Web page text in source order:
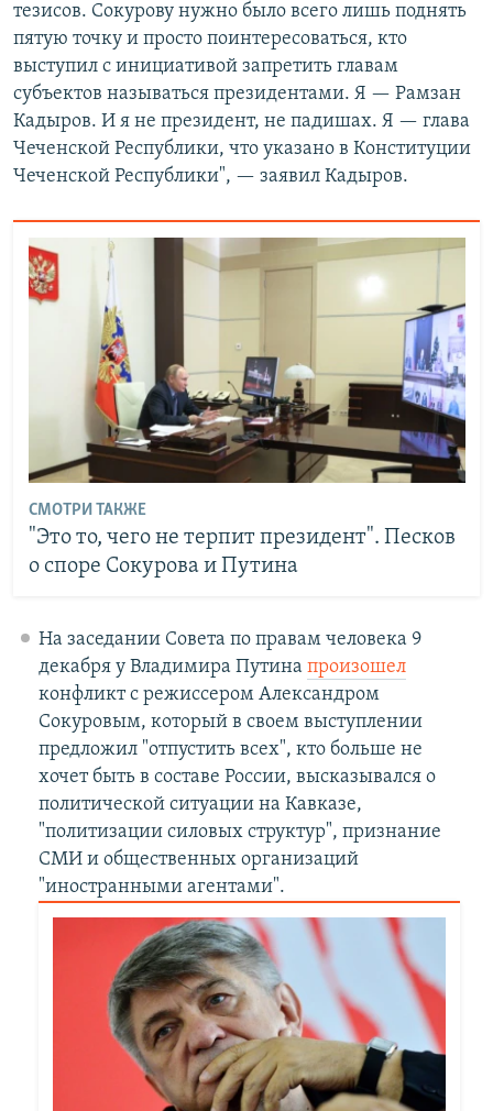
тезисов. Сокурову нужно было всего лишь поднять
пятую точку и просто поинтересоваться, кто
выступил с инициативой запретить главам
субъектов называться президентами. Я — Рамзан
Кадыров. И я не президент, не падишах. Я — глава
Чеченской Республики, что указано в Конституции
Чеченской Республики", — заявил Кадыров.
СМОТРИ ТАКЖЕ
"Это то, чего не терпит президент". Песков
о споре Сокурова и Путина
На заседании Совета по правам человека 9
декабря у Владимира Путина произошел
конфликт с режиссером Александром
Сокуровым, который в своем выступлении
предложил "отпустить всех", кто больше не
хочет быть в составе России, высказывался о
политической ситуации на Кавказе,
"политизации силовых структур", признание
СМИ и общественных организаций
"иностранными агентами".